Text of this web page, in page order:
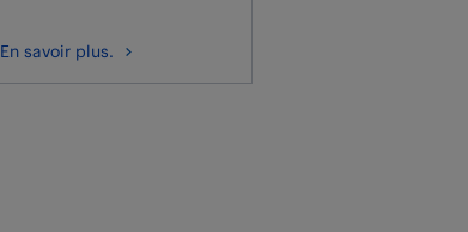
En savoir plus.